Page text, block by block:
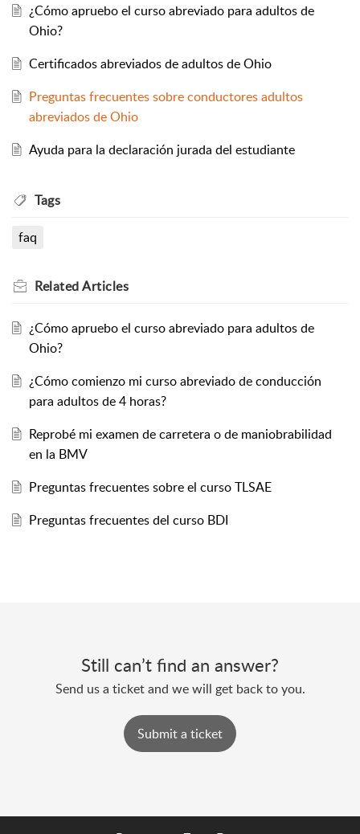
¿Cómo apruebo el curso abreviado para adultos de
Ohio?
Certificados abreviados de adultos de Ohio
Preguntas frecuentes sobre conductores adultos
abreviados de Ohio
Ayuda para la declaración jurada del estudiante
Tags
faq
RelatedArticles
¿Cómo apruebo el curso abreviado para adultos de
Ohio?
¿Cómo comienzo mi curso abreviado de conducción
para adultos de 4 horas?
Reprobé mi examen de carretera o de maniobrabilidad
en la BMV
Preguntas frecuentes sobre el curso TLSAE
Preguntas frecuentes del curso BDI
Still can’t find an answer?
Send us a ticket and we will get back to you.
Submit a ticket